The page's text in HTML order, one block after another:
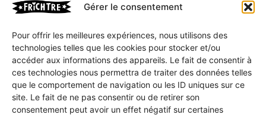
Gérer le consentement
Pour offrir les meilleures expériences, nous utilisons des
technologies telles que les cookies pour stocker et/ou
accéder aux informations des appareils. Le fait de consentir à
ces technologies nous permettra de traiter des données telles
que le comportement de navigation ou les ID uniques sur ce
site. Le fait de ne pas consentir ou de retirer son
consentement peut avoir un effet négatif sur certaines
Politique de confidentialité
CGV
Mon compte
Mon Panier